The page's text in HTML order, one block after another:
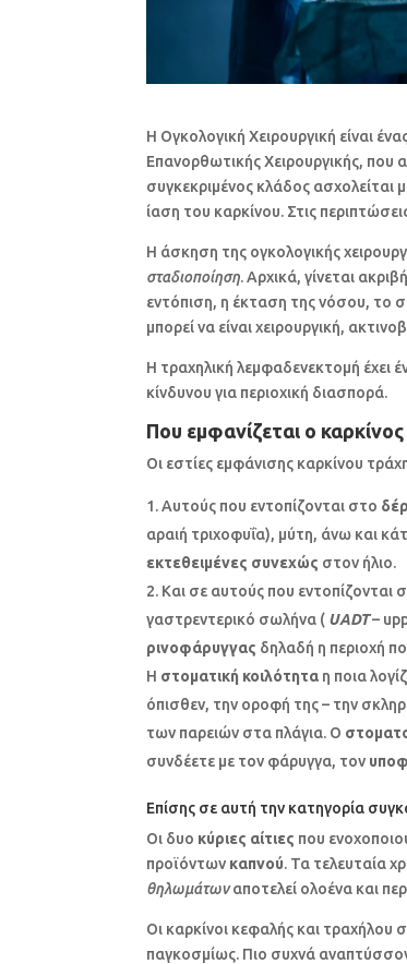
Η Ογκολογική Χειρουργική είναι
Επανορθωτικής Χειρουργικής, που
συγκεκριμένος κλάδος ασχολείται
ίαση του καρκίνου. Στις
Η άσκηση της ογκολογικής
σταδιοποίηση. Αρχικά, γίνεται
εντόπιση, η έκταση της νόσου, το
μπορεί να είναι χειρουργική,
Η τραχηλική λεμφαδενεκτομή έχει
κίνδυνου για περιοχική διασπορά.
Που εμφανίζεται ο
Οι εστίες εμφάνισης καρκίνου
Αυτούς που εντοπίζονται στο
αραιή τριχοφυΐα), μύτη, άνω και
εκτεθειμένες συνεχώς στον ήλιο.
Και σε αυτούς που εντοπίζονται
γαστρεντερικό σωλήνα ( UADT–
ρινοφάρυγγας δηλαδή η περιοχή
Η στοματική κοιλότητα η ποια
όπισθεν, την οροφή της – την
των παρειών στα πλάγια. Ο
συνδέετε με τον φάρυγγα, τον
Επίσης σε αυτή την κατηγορία
Οι δυο κύριες αίτιες που
προϊόντων καπνού. Τα τελευταία
θηλωμάτωναποτελεί ολοένα και
Οι καρκίνοι κεφαλής και
παγκοσμίως. Πιο συχνά